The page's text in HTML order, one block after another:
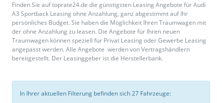
Finden Sie auf toprate24.de die günstigsten Leasing Angebote für Audi
A3 Sportback Leasing ohne Anzahlung, ganz abgestimmt auf Ihr
persönliches Budget. Sie haben die Möglichkeit Ihren Traumwagen mit
der ohne Anzahlung zu leasen. Die Angebote für Ihren neuen
Traumwagen können speziell für Privat Leasing oder Gewerbe Leasing
angepasst werden. Alle Angebote werden von Vertragshändlern
bereitgestellt. Der Leasinggeber ist die Herstellerbank.
In Ihrer aktuellen Filterung befinden sich27 Fahrzeuge: